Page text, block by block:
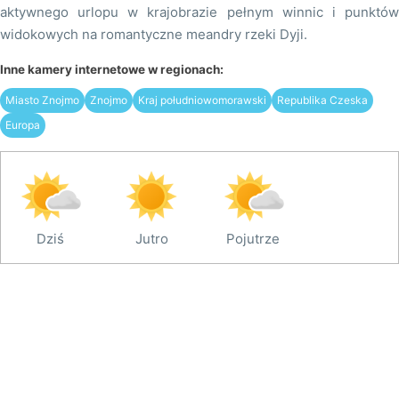
aktywnego urlopu w krajobrazie pełnym winnic i punktów
widokowych na romantyczne meandry rzeki Dyji.
Inne kamery internetowe w regionach:
Miasto Znojmo Znojmo Kraj południowomorawski
Republika Czeska
Europa
Dziś Jutro Pojutrze